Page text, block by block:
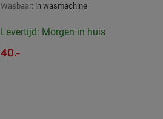
Wasbaar: in wasmachine
Levertijd: Morgen in huis
40.-